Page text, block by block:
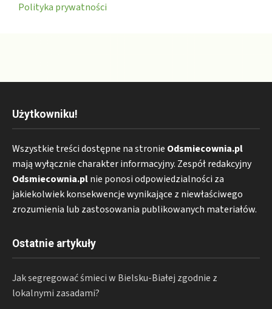
Polityka prywatności
Użytkowniku!
Wszystkie treści dostępne na stronie Odsmiecownia.pl
mają wyłącznie charakter informacyjny. Zespół redakcyjny
Odsmiecownia.plnie ponosi odpowiedzialności za
jakiekolwiek konsekwencje wynikające z niewłaściwego
zrozumienia lub zastosowania publikowanych materiałów.
Ostatnie artykuły
Jak segregować śmieci w Bielsku-Białej zgodnie z
lokalnymi zasadami?